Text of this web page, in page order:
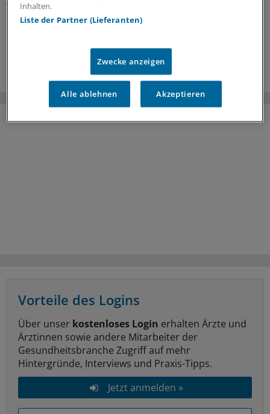
vorgelegt, in der sie die möglichen finanziellen Folgen
des GKV-Spargesetzes pro Ärztin bzw. Arzt auflistet. Die
05.08.2026
Vorteile des Logins
Über unser kostenloses Login erhalten Ärzte und
Ärztinnen sowie andere Mitarbeiter der
Gesundheitsbranche Zugriff auf mehr
Hintergründe, Interviews und Praxis-Tipps.
Jetzt anmelden »
Inhalten.
Liste der Partner (Lieferanten)
Zwecke anzeigen
Alle ablehnen Akzeptieren